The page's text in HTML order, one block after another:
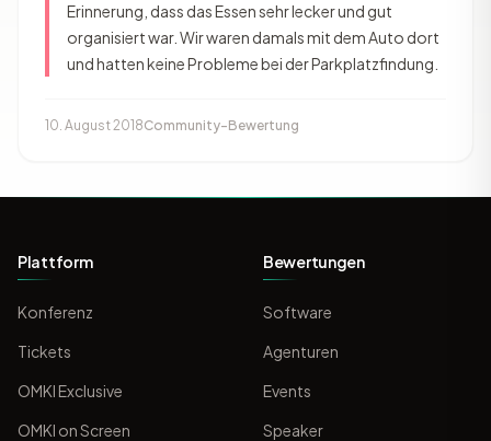
Erinnerung, dass das Essen sehr lecker und gut
organisiert war. Wir waren damals mit dem Auto dort
und hatten keine Probleme bei der Parkplatzfindung.
10. August 2018Community-Bewertung
Plattform
Konferenz
Tickets
OMKI Exclusive
OMKI on Screen
Bewertungen
Software
Agenturen
Events
Speaker